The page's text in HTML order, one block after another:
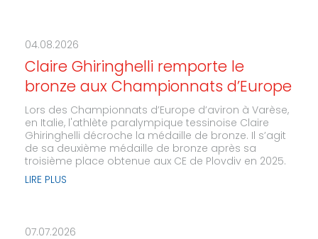
04.08.2026
Claire Ghiringhelli remporte le
bronze aux Championnats d’Europe
Lors des Championnats d’Europe d’aviron à Varèse,
en Italie, l'athlète paralympique tessinoise Claire
Ghiringhelli décroche la médaille de bronze. Il s’agit
de sa deuxième médaille de bronze après sa
troisième place obtenue aux CE de Plovdiv en 2025.
LIRE PLUS
07.07.2026